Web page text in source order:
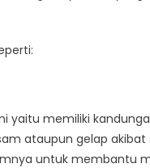
yaitu memiliki
ataupun gelap akibat
untuk membantu